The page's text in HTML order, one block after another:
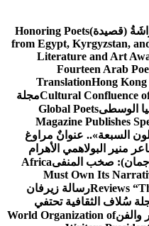
(قصيدة)Honoring Poets
from Egypt, Kyrgyzstan,
Literature and Art
Fourteen Arab
TranslationHong
Cultural Confluenceمجلة
الوسطىGlobal Poets
Magazine Publishes
السبعة».. عنوانٌ مراوغ
منير البولاهمي الأهرام
صخب المنفىAfrica
Must Own Its
Reviewsرسالة زيرفان
سُلاف الثقافية تحتفي
والفنWorld Organization of